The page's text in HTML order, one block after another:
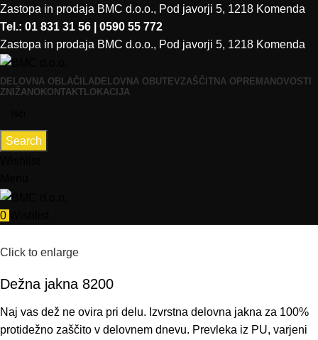
Zastopa in prodaja BMC d.o.o., Pod javorji 5, 1218 Komenda
Tel.: 01 831 31 56 | 0590 55 772
Zastopa in prodaja BMC d.o.o., Pod javorji 5, 1218 Komenda
DELOVNA OBLAČILA DELOVNA OBUTEVZAŠČITNA OPREMA NOVOSTI
ZNIŽANO KONTAKT LOKACIJA
Search
0
Click to enlarge
Dežna jakna 8200
Naj vas dež ne ovira pri delu. Izvrstna delovna jakna za 100%
protidežno zaščito v delovnem dnevu. Prevleka iz PU, varjeni